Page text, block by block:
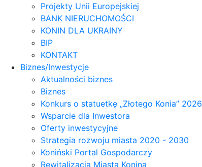
Projekty Unii Europejskiej
BANK NIERUCHOMOŚCI
KONIN DLA UKRAINY
BIP
KONTAKT
Biznes/Inwestycje
Aktualności biznes
Biznes
Konkurs o statuetkę „Złotego Konia” 2026
Wsparcie dla Inwestora
Oferty inwestycyjne
Strategia rozwoju miasta 2020 - 2030
Koniński Portal Gospodarczy
Rewitalizacja Miasta Konina